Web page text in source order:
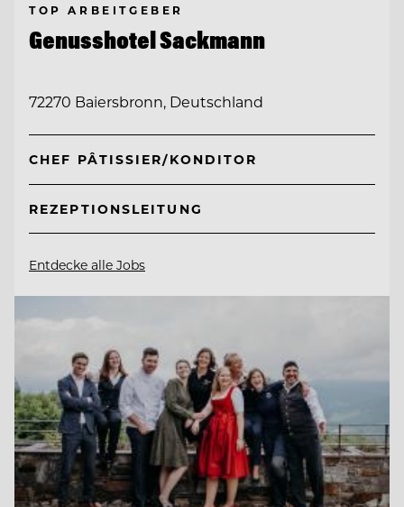
TOP ARBEITGEBER
Genusshotel Sackmann
72270 Baiersbronn, Deutschland
CHEF PÂTISSIER/KONDITOR
REZEPTIONSLEITUNG
Entdecke alle Jobs